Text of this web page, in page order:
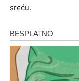
sreću.